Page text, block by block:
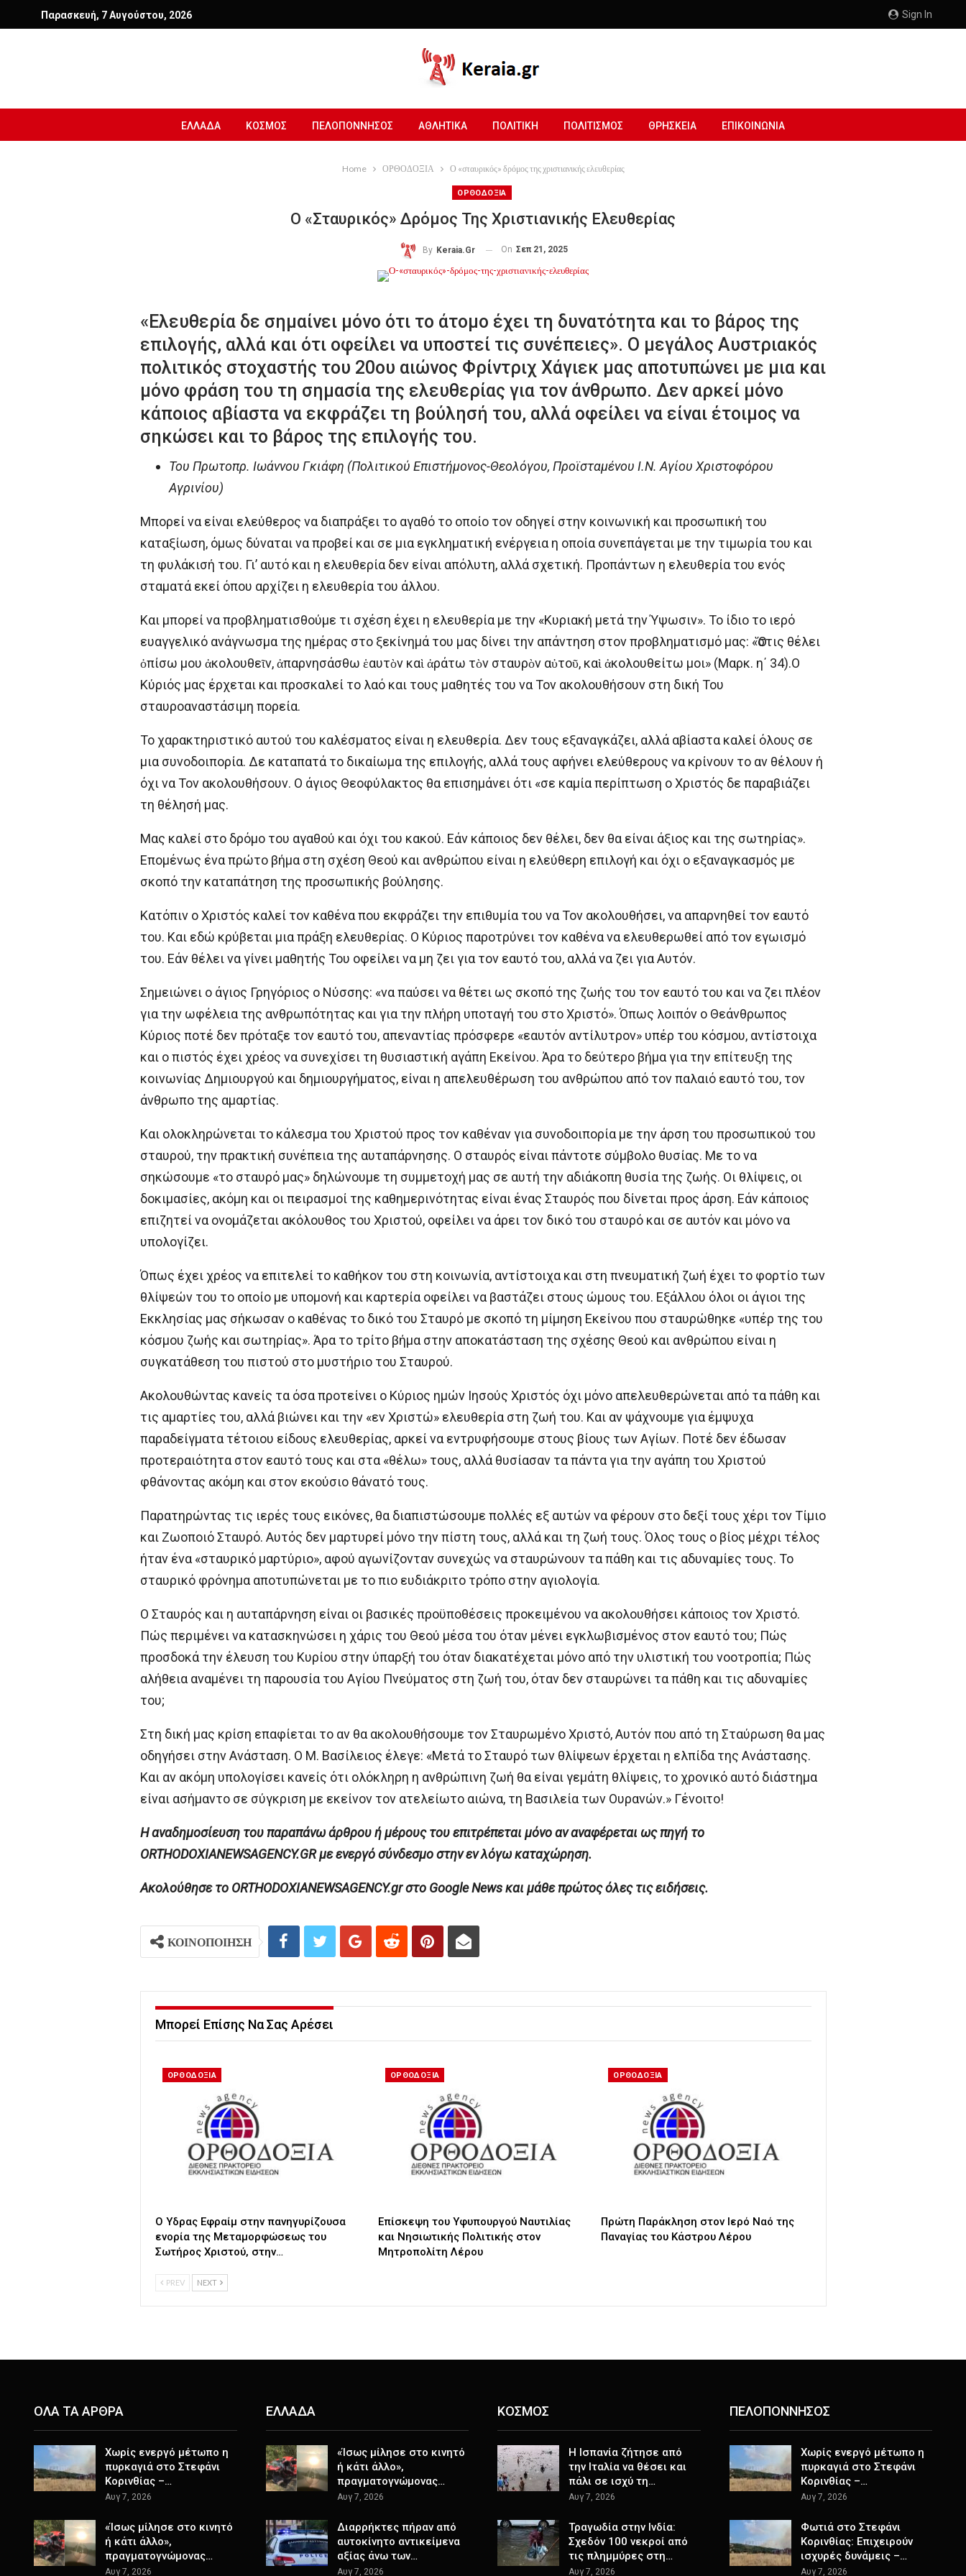
Sign In
Παρασκευή, 7 Αυγούστου, 2026
ΕΛΛΑΔΑ ΚΟΣΜΟΣ ΠΕΛΟΠΟΝΝΗΣΟΣ ΑΘΛΗΤΙΚΑ ΠΟΛΙΤΙΚΗ ΠΟΛΙΤΙΣΜΟΣ ΘΡΗΣΚΕΙΑ ΕΠΙΚΟΙΝΩΝΙΑ
Home ΟΡΘΟΔΟΞΙΑ Ο «σταυρικός» δρόμος της χριστιανικής ελευθερίας
ΟΡΘΟΔΟΞΙΑ
Ο «σταυρικός» Δρόμος Της Χριστιανικής Ελευθερίας
By Keraia.gr On Σεπ 21, 2025
«Ελευθερία δε σημαίνει μόνο ότι το άτομο έχει τη δυνατότητα και το βάρος της
επιλογής, αλλά και ότι οφείλει να υποστεί τις συνέπειες». Ο μεγάλος Αυστριακός
πολιτικός στοχαστής του 20ου αιώνος Φρίντριχ Χάγιεκ μας αποτυπώνει με μια και
μόνο φράση του τη σημασία της ελευθερίας για τον άνθρωπο. Δεν αρκεί μόνο
κάποιος αβίαστα να εκφράζει τη βούλησή του, αλλά οφείλει να είναι έτοιμος να
σηκώσει και το βάρος της επιλογής του.
Του Πρωτοπρ. Ιωάννου Γκιάφη (Πολιτικού Επιστήμονος-Θεολόγου, Προϊσταμένου Ι.Ν. Αγίου Χριστοφόρου
Αγρινίου)
Μπορεί να είναι ελεύθερος να διαπράξει το αγαθό το οποίο τον οδηγεί στην κοινωνική και προσωπική του
καταξίωση, όμως δύναται να προβεί και σε μια εγκληματική ενέργεια η οποία συνεπάγεται με την τιμωρία του και
τη φυλάκισή του. Γι’ αυτό και η ελευθερία δεν είναι απόλυτη, αλλά σχετική. Προπάντων η ελευθερία του ενός
σταματά εκεί όπου αρχίζει η ελευθερία του άλλου.
Και μπορεί να προβληματισθούμε τι σχέση έχει η ελευθερία με την «Κυριακή μετά την Ύψωσιν». Το ίδιο το ιερό
ευαγγελικό ανάγνωσμα της ημέρας στο ξεκίνημά του μας δίνει την απάντηση στον προβληματισμό μας: «Ὅστις θέλει
ὀπίσω μου ἀκολουθεῖν, ἀπαρνησάσθω ἑαυτὸν καὶ ἀράτω τὸν σταυρὸν αὐτοῦ, καὶ ἀκολουθείτω μοι» (Μαρκ. η΄ 34).Ο
Κύριός μας έρχεται και προσκαλεί το λαό και τους μαθητές του να Τον ακολουθήσουν στη δική Του
σταυροαναστάσιμη πορεία.
Το χαρακτηριστικό αυτού του καλέσματος είναι η ελευθερία. Δεν τους εξαναγκάζει, αλλά αβίαστα καλεί όλους σε
μια συνοδοιπορία. Δε καταπατά το δικαίωμα της επιλογής, αλλά τους αφήνει ελεύθερους να κρίνουν το αν θέλουν ή
όχι να Τον ακολουθήσουν. Ο άγιος Θεοφύλακτος θα επισημάνει ότι «σε καμία περίπτωση ο Χριστός δε παραβιάζει
τη θέλησή μας.
Μας καλεί στο δρόμο του αγαθού και όχι του κακού. Εάν κάποιος δεν θέλει, δεν θα είναι άξιος και της σωτηρίας».
Επομένως ένα πρώτο βήμα στη σχέση Θεού και ανθρώπου είναι η ελεύθερη επιλογή και όχι ο εξαναγκασμός με
σκοπό την καταπάτηση της προσωπικής βούλησης.
Κατόπιν ο Χριστός καλεί τον καθένα που εκφράζει την επιθυμία του να Τον ακολουθήσει, να απαρνηθεί τον εαυτό
του. Και εδώ κρύβεται μια πράξη ελευθερίας. Ο Κύριος παροτρύνει τον καθένα να ελευθερωθεί από τον εγωισμό
του. Εάν θέλει να γίνει μαθητής Του οφείλει να μη ζει για τον εαυτό του, αλλά να ζει για Αυτόν.
Σημειώνει ο άγιος Γρηγόριος ο Νύσσης: «να παύσει να θέτει ως σκοπό της ζωής του τον εαυτό του και να ζει πλέον
για την ωφέλεια της ανθρωπότητας και για την πλήρη υποταγή του στο Χριστό». Όπως λοιπόν ο Θεάνθρωπος
Κύριος ποτέ δεν πρόταξε τον εαυτό του, απεναντίας πρόσφερε «εαυτόν αντίλυτρον» υπέρ του κόσμου, αντίστοιχα
και ο πιστός έχει χρέος να συνεχίσει τη θυσιαστική αγάπη Εκείνου. Άρα το δεύτερο βήμα για την επίτευξη της
κοινωνίας Δημιουργού και δημιουργήματος, είναι η απελευθέρωση του ανθρώπου από τον παλαιό εαυτό του, τον
άνθρωπο της αμαρτίας.
Και ολοκληρώνεται το κάλεσμα του Χριστού προς τον καθέναν για συνοδοιπορία με την άρση του προσωπικού του
σταυρού, την πρακτική συνέπεια της αυταπάρνησης. Ο σταυρός είναι πάντοτε σύμβολο θυσίας. Με το να
σηκώσουμε «το σταυρό μας» δηλώνουμε τη συμμετοχή μας σε αυτή την αδιάκοπη θυσία της ζωής. Οι θλίψεις, οι
δοκιμασίες, ακόμη και οι πειρασμοί της καθημερινότητας είναι ένας Σταυρός που δίνεται προς άρση. Εάν κάποιος
επιζητεί να ονομάζεται ακόλουθος του Χριστού, οφείλει να άρει τον δικό του σταυρό και σε αυτόν και μόνο να
υπολογίζει.
Όπως έχει χρέος να επιτελεί το καθήκον του στη κοινωνία, αντίστοιχα και στη πνευματική ζωή έχει το φορτίο των
θλίψεών του το οποίο με υπομονή και καρτερία οφείλει να βαστάζει στους ώμους του. Εξάλλου όλοι οι άγιοι της
Εκκλησίας μας σήκωσαν ο καθένας το δικό του Σταυρό με σκοπό τη μίμηση Εκείνου που σταυρώθηκε «υπέρ της του
κόσμου ζωής και σωτηρίας». Άρα το τρίτο βήμα στην αποκατάσταση της σχέσης Θεού και ανθρώπου είναι η
συγκατάθεση του πιστού στο μυστήριο του Σταυρού.
Ακολουθώντας κανείς τα όσα προτείνει ο Κύριος ημών Ιησούς Χριστός όχι μόνο απελευθερώνεται από τα πάθη και
τις αμαρτίες του, αλλά βιώνει και την «εν Χριστώ» ελευθερία στη ζωή του. Και αν ψάχνουμε για έμψυχα
παραδείγματα τέτοιου είδους ελευθερίας, αρκεί να εντρυφήσουμε στους βίους των Αγίων. Ποτέ δεν έδωσαν
προτεραιότητα στον εαυτό τους και στα «θέλω» τους, αλλά θυσίασαν τα πάντα για την αγάπη του Χριστού
φθάνοντας ακόμη και στον εκούσιο θάνατό τους.
Παρατηρώντας τις ιερές τους εικόνες, θα διαπιστώσουμε πολλές εξ αυτών να φέρουν στο δεξί τους χέρι τον Τίμιο
και Ζωοποιό Σταυρό. Αυτός δεν μαρτυρεί μόνο την πίστη τους, αλλά και τη ζωή τους. Όλος τους ο βίος μέχρι τέλος
ήταν ένα «σταυρικό μαρτύριο», αφού αγωνίζονταν συνεχώς να σταυρώνουν τα πάθη και τις αδυναμίες τους. Το
σταυρικό φρόνημα αποτυπώνεται με το πιο ευδιάκριτο τρόπο στην αγιολογία.
Ο Σταυρός και η αυταπάρνηση είναι οι βασικές προϋποθέσεις προκειμένου να ακολουθήσει κάποιος τον Χριστό.
Πώς περιμένει να κατασκηνώσει η χάρις του Θεού μέσα του όταν μένει εγκλωβισμένος στον εαυτό του; Πώς
προσδοκά την έλευση του Κυρίου στην ύπαρξή του όταν διακατέχεται μόνο από την υλιστική του νοοτροπία; Πώς
αλήθεια αναμένει τη παρουσία του Αγίου Πνεύματος στη ζωή του, όταν δεν σταυρώνει τα πάθη και τις αδυναμίες
του;
Στη δική μας κρίση επαφίεται το αν θα ακολουθήσουμε τον Σταυρωμένο Χριστό, Αυτόν που από τη Σταύρωση θα μας
οδηγήσει στην Ανάσταση. Ο Μ. Βασίλειος έλεγε: «Μετά το Σταυρό των θλίψεων έρχεται η ελπίδα της Ανάστασης.
Και αν ακόμη υπολογίσει κανείς ότι ολόκληρη η ανθρώπινη ζωή θα είναι γεμάτη θλίψεις, το χρονικό αυτό διάστημα
είναι ασήμαντο σε σύγκριση με εκείνον τον ατελείωτο αιώνα, τη Βασιλεία των Ουρανών.» Γένοιτο!
H αναδημοσίευση του παραπάνω άρθρου ή μέρους του επιτρέπεται μόνο αν αναφέρεται ως πηγή το
ORTHODOXIANEWSAGENCY.GR με ενεργό σύνδεσμο στην εν λόγω καταχώρηση.
Ακολούθησε το ORTHODOXIANEWSAGENCY.gr στο Google News και μάθε πρώτος όλες τις ειδήσεις.
ΚΟΙΝΟΠΟΙΗΣΗ
Μπορεί Επίσης Να Σας Αρέσει
ΟΡΘΟΔΟΞΙΑ
Ο Υδρας Εφραίμ στην πανηγυρίζουσα
ενορία της Μεταμορφώσεως του
Σωτήρος Χριστού, στην…
ΟΡΘΟΔΟΞΙΑ
Επίσκεψη του Υφυπουργού Ναυτιλίας
και Νησιωτικής Πολιτικής στον
Μητροπολίτη Λέρου
ΟΡΘΟΔΟΞΙΑ
Πρώτη Παράκληση στον Ιερό Ναό της
Παναγίας του Κάστρου Λέρου
PREV NEXT
ΟΛΑ ΤΑ ΑΡΘΡΑ
Χωρίς ενεργό μέτωπο η
πυρκαγιά στο Στεφάνι
Κορινθίας –…
Αυγ 7, 2026
«Ίσως μίλησε στο κινητό
ή κάτι άλλο»,
πραγματογνώμονας…
Αυγ 7, 2026
ΕΛΛΑΔΑ
«Ίσως μίλησε στο κινητό
ή κάτι άλλο»,
πραγματογνώμονας…
Αυγ 7, 2026
Διαρρήκτες πήραν από
αυτοκίνητο αντικείμενα
αξίας άνω των…
Αυγ 7, 2026
ΚΟΣΜΟΣ
H Ισπανία ζήτησε από
την Ιταλία να θέσει και
πάλι σε ισχύ τη…
Αυγ 7, 2026
Τραγωδία στην Ινδία:
Σχεδόν 100 νεκροί από
τις πλημμύρες στη…
Αυγ 7, 2026
ΠΕΛΟΠΟΝΝΗΣΟΣ
Χωρίς ενεργό μέτωπο η
πυρκαγιά στο Στεφάνι
Κορινθίας –…
Αυγ 7, 2026
Φωτιά στο Στεφάνι
Κορινθίας: Επιχειρούν
ισχυρές δυνάμεις –…
Αυγ 7, 2026